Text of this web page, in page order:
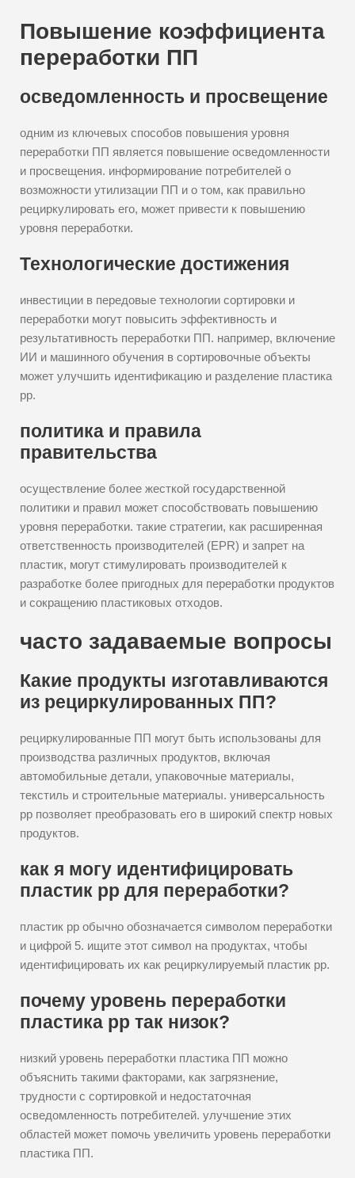
Повышение коэффициента
переработки ПП
осведомленность и просвещение
одним из ключевых способов повышения уровня
переработки ПП является повышение осведомленности
и просвещения. информирование потребителей о
возможности утилизации ПП и о том, как правильно
рециркулировать его, может привести к повышению
уровня переработки.
Технологические достижения
инвестиции в передовые технологии сортировки и
переработки могут повысить эффективность и
результативность переработки ПП. например, включение
ИИ и машинного обучения в сортировочные объекты
может улучшить идентификацию и разделение пластика
pp.
политика и правила
правительства
осуществление более жесткой государственной
политики и правил может способствовать повышению
уровня переработки. такие стратегии, как расширенная
ответственность производителей (EPR) и запрет на
пластик, могут стимулировать производителей к
разработке более пригодных для переработки продуктов
и сокращению пластиковых отходов.
часто задаваемые вопросы
Какие продукты изготавливаются
из рециркулированных ПП?
рециркулированные ПП могут быть использованы для
производства различных продуктов, включая
автомобильные детали, упаковочные материалы,
текстиль и строительные материалы. универсальность
pp позволяет преобразовать его в широкий спектр новых
продуктов.
как я могу идентифицировать
пластик pp для переработки?
пластик pp обычно обозначается символом переработки
и цифрой 5. ищите этот символ на продуктах, чтобы
идентифицировать их как рециркулируемый пластик pp.
почему уровень переработки
пластика pp так низок?
низкий уровень переработки пластика ПП можно
объяснить такими факторами, как загрязнение,
трудности с сортировкой и недостаточная
осведомленность потребителей. улучшение этих
областей может помочь увеличить уровень переработки
пластика ПП.